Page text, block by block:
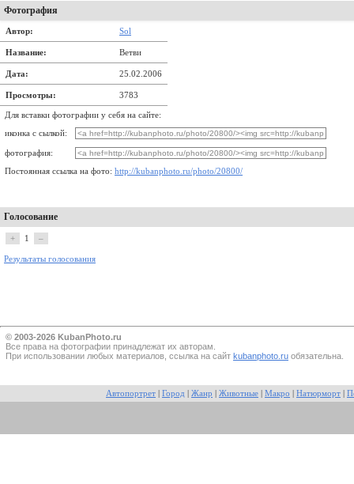
Фотография
Автор: Sol
Название: Ветви
Дата: 25.02.2006
Просмотры: 3783
Для вставки фотографии у себя на сайте:
иконка с сылкой:
фотография:
Постоянная ссылка на фото: http://kubanphoto.ru/photo/20800/
Голосование
+ 1 –
Результаты голосования
© 2003-2026 KubanPhoto.ru
Все прaва на фотографии принадлежат их авторам.
При использовании любых материалов, ссылка на сайт kubanphoto.ru обязательна.
Автопортрет Город Жанр Животные Макро Натюрморт